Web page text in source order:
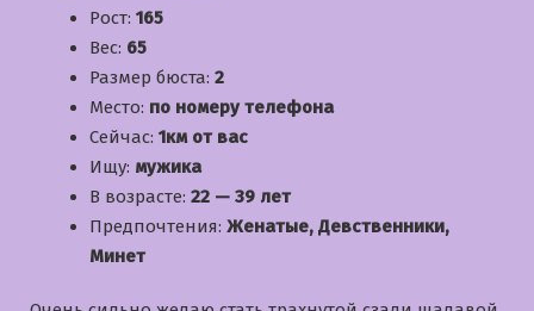
Рост: 165
Вес: 65
Размер бюста: 2
Место: по номеру телефона
Сейчас: 1км от вас
Ищу: мужика
В возрасте: 22 — 39 лет
Предпочтения: Женатые, Девственники,
Минет